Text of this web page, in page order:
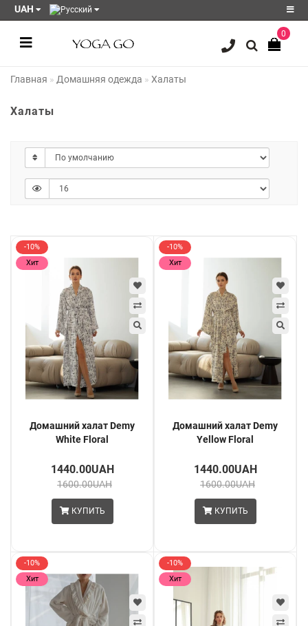
UAH
Регистрация
закладки0
0
Главная Домашняя одежда Халаты
Халаты
-10%
Хит
Домашний халат Demy
White Floral
1440.00UAH
1600.00UAH
КУПИТЬ
-10%
Хит
Домашний халат Demy
Yellow Floral
1440.00UAH
1600.00UAH
КУПИТЬ
-10%
Хит
-10%
Хит